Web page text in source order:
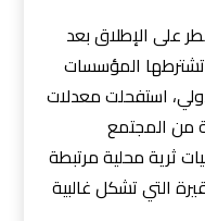
على الإطلاق بعد
تشترطها المؤسسات
استفحلت معدلات
من المجتمع
ثرية محلية مرتبطة
التي تشكل غالبية